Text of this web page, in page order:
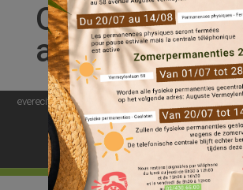
Onze
actualiteiten
everecity – 2022